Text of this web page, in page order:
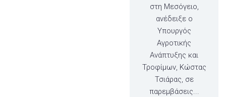
στη Μεσόγειο,
ανέδειξε ο
Υπουργός
Αγροτικής
Ανάπτυξης και
Τροφίμων, Κώστας
Τσιάρας, σε
παρεμβάσεις...